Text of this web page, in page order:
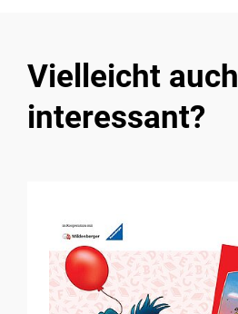
Vielleicht auch
interessant?